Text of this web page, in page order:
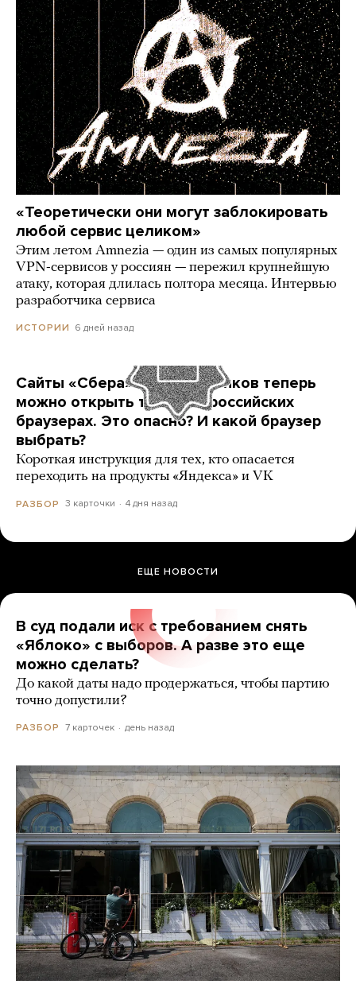
«Теоретически они могут заблокировать
любой сервис целиком»
Этим летом Amnezia — один из самых популярных
VPN-сервисов у россиян — пережил крупнейшую
атаку, которая длилась полтора месяца. Интервью
разработчика сервиса
ИСТОРИИ 6 дней назад
Сайты «Сбера» и других банков теперь
можно открыть только в российских
браузерах. Это опасно? И какой браузер
выбрать?
Короткая инструкция для тех, кто опасается
переходить на продукты «Яндекса» и VK
РАЗБОР 3 карточки 4 дня назад
ЕЩЕ НОВОСТИ
В суд подали иск с требованием снять
«Яблоко» с выборов. А разве это еще
можно сделать?
До какой даты надо продержаться, чтобы партию
точно допустили?
РАЗБОР 7 карточек день назад